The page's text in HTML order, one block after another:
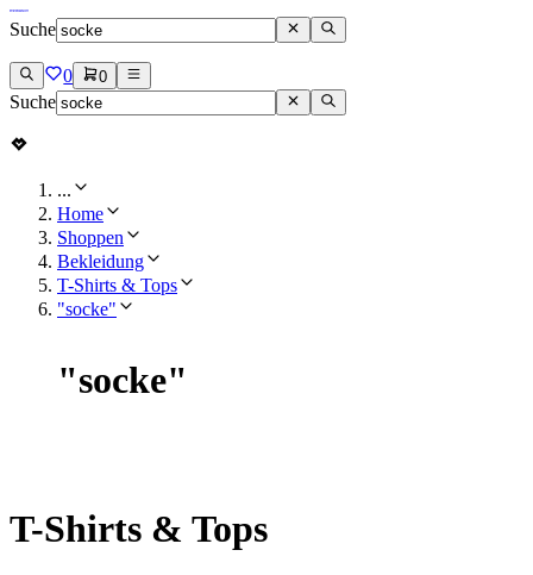
Suche
0 0
Suche
...
Home
Shoppen
Bekleidung
T-Shirts & Tops
"socke"
"socke"
T-Shirts & Tops